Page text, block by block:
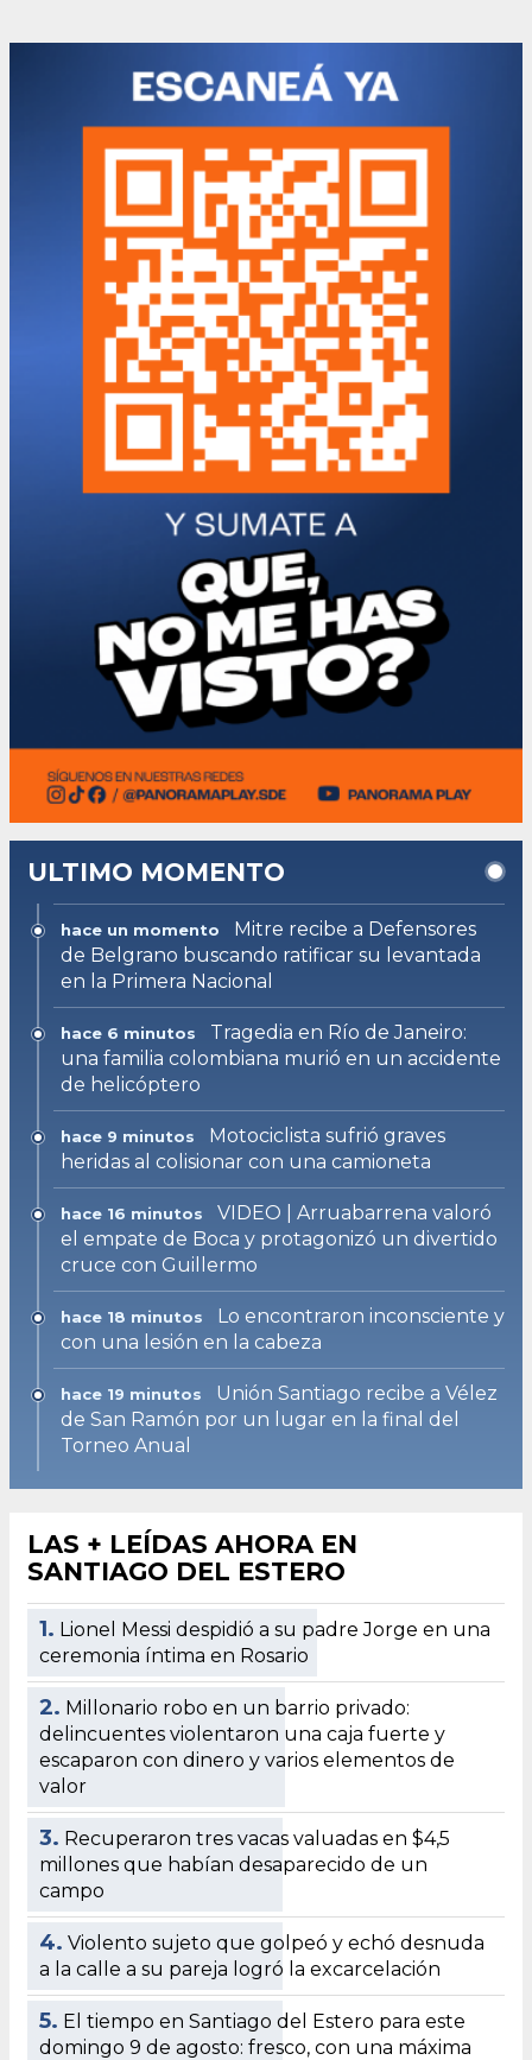
ULTIMO MOMENTO
hace un momento
Mitre recibe a Defensores
de Belgrano buscando ratificar su levantada
en la Primera Nacional
hace 6 minutos
Tragedia en Río de Janeiro:
una familia colombiana murió en un accidente
de helicóptero
hace 9 minutos
Motociclista sufrió graves
heridas al colisionar con una camioneta
hace 16 minutos
VIDEO | Arruabarrena valoró
el empate de Boca y protagonizó un divertido
cruce con Guillermo
hace 18 minutos
Lo encontraron inconsciente y
con una lesión en la cabeza
hace 19 minutos
Unión Santiago recibe a Vélez
de San Ramón por un lugar en la final del
Torneo Anual
LAS + LEÍDAS AHORA EN
SANTIAGO DEL ESTERO
1. Lionel Messi despidió a su padre Jorge en una
ceremonia íntima en Rosario
2. Millonario robo en un barrio privado:
delincuentes violentaron una caja fuerte y
escaparon con dinero y varios elementos de
valor
3. Recuperaron tres vacas valuadas en $4,5
millones que habían desaparecido de un
campo
4. Violento sujeto que golpeó y echó desnuda
a la calle a su pareja logró la excarcelación
5. El tiempo en Santiago del Estero para este
domingo 9 de agosto: fresco, con una máxima